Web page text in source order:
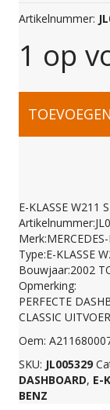
Artikelnummer:
1 op
E-
W211
IN
LI
E-KLASSE W211
Type:E-KLASSE
Bouwjaar:2002
Opmerking:
PERFECTE
CLASSIC
Oem:
SKU: JL005329
DASHBOARD, E-
BENZ